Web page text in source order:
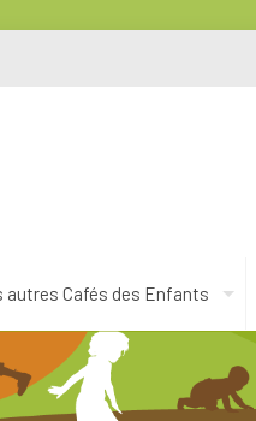
autres Cafés des Enfants